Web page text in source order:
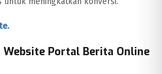
Website Portal Berita Online